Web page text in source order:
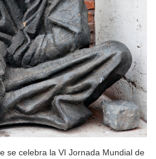
se celebra la VI Jornada Mundial de